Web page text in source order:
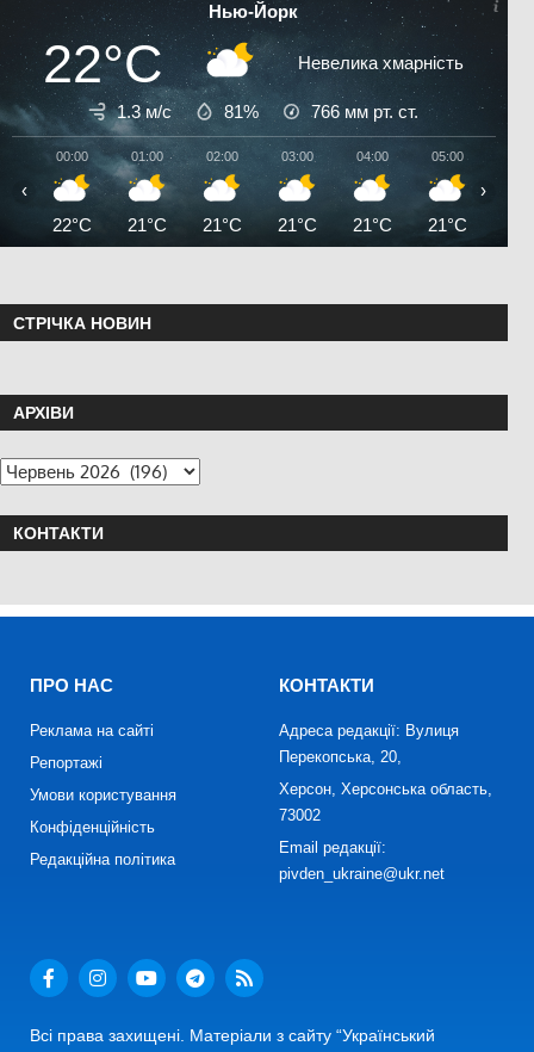
Нью-Йорк
22°C Невелика хмарність
1.3 м/с 81% 766 мм рт. ст.
00:00
22°C
01:00
21°C
02:00
21°C
03:00
21°C
04:00
21°C
05:00
21°C
‹ ›
СТРІЧКА НОВИН
АРХІВИ
КОНТАКТИ
ПРО НАС
Реклама на сайті
Репортажі
Умови користування
Конфіденційність
Редакційна політика
КОНТАКТИ
Адреса редакції: Вулиця
Перекопська, 20,
Херсон, Херсонська область,
73002
Email редакції:
pivden_ukraine@ukr.net
Всі права захищені. Матеріали з сайту “Український